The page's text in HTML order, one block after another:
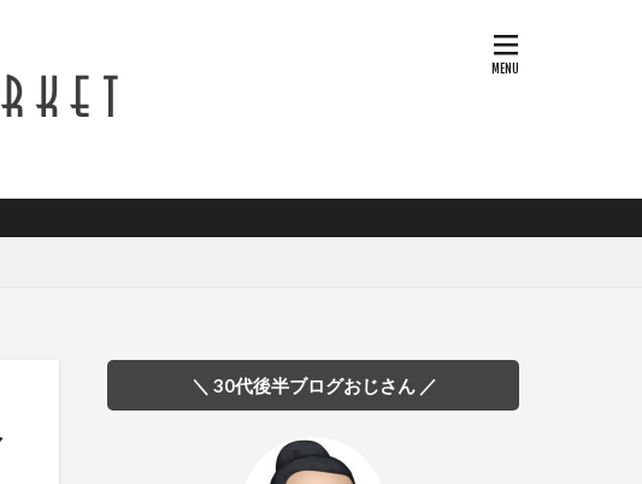
＼ 30代後半ブログおじさん ／